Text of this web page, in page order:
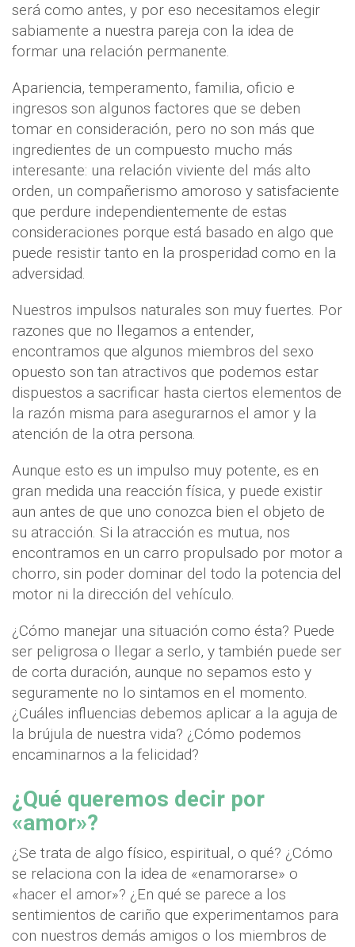
será como antes, y por eso necesitamos elegir
sabiamente a nuestra pareja con la idea de
formar una relación permanente.
Apariencia, temperamento, familia, oficio e
ingresos son algunos factores que se deben
tomar en consideración, pero no son más que
ingredientes de un compuesto mucho más
interesante: una relación viviente del más alto
orden, un compañerismo amoroso y satisfaciente
que perdure independientemente de estas
consideraciones porque está basado en algo que
puede resistir tanto en la prosperidad como en la
adversidad.
Nuestros impulsos naturales son muy fuertes. Por
razones que no llegamos a entender,
encontramos que algunos miembros del sexo
opuesto son tan atractivos que podemos estar
dispuestos a sacrificar hasta ciertos elementos de
la razón misma para asegurarnos el amor y la
atención de la otra persona.
Aunque esto es un impulso muy potente, es en
gran medida una reacción física, y puede existir
aun antes de que uno conozca bien el objeto de
su atracción. Si la atracción es mutua, nos
encontramos en un carro propulsado por motor a
chorro, sin poder dominar del todo la potencia del
motor ni la dirección del vehículo.
¿Cómo manejar una situación como ésta? Puede
ser peligrosa o llegar a serlo, y también puede ser
de corta duración, aunque no sepamos esto y
seguramente no lo sintamos en el momento.
¿Cuáles influencias debemos aplicar a la aguja de
la brújula de nuestra vida? ¿Cómo podemos
encaminarnos a la felicidad?
¿Qué queremos decir por
«amor»?
¿Se trata de algo físico, espiritual, o qué? ¿Cómo
se relaciona con la idea de «enamorarse» o
«hacer el amor»? ¿En qué se parece a los
sentimientos de cariño que experimentamos para
con nuestros demás amigos o los miembros de